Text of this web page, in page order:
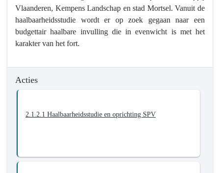
2.1.
Mortsel
heeft
aanbod
aan
vrijetijds-
Actieplannen
Vlaanderen, Kempens Landschap en stad Mortsel. Vanuit de
haalbaarheidsstudie wordt er op zoek gegaan naar een
budgettair haalbare invulling die in evenwicht is met het
karakter van het fort.
Acties
2.1.2.1 Haalbaarheidsstudie en oprichting SPV